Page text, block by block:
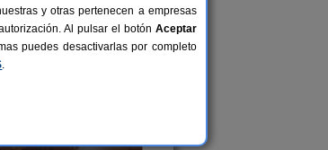
y otras pertenecen a empresas
Al pulsar el botón Aceptar
puedes desactivarlas por completo
.